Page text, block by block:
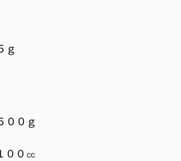
５ｇ
ト‥‥５００ｇ
０㏄